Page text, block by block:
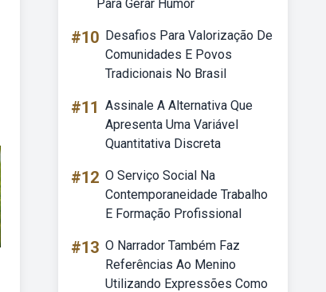
Para Gerar Humor
#10 Desafios Para Valorização De
Comunidades E Povos
Tradicionais No Brasil
#11 Assinale A Alternativa Que
Apresenta Uma Variável
Quantitativa Discreta
#12 O Serviço Social Na
Contemporaneidade Trabalho
E Formação Profissional
#13 O Narrador Também Faz
Referências Ao Menino
Utilizando Expressões Como